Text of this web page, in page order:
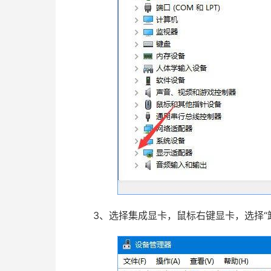
3、选择集成显卡，鼠标右键显卡，选择“